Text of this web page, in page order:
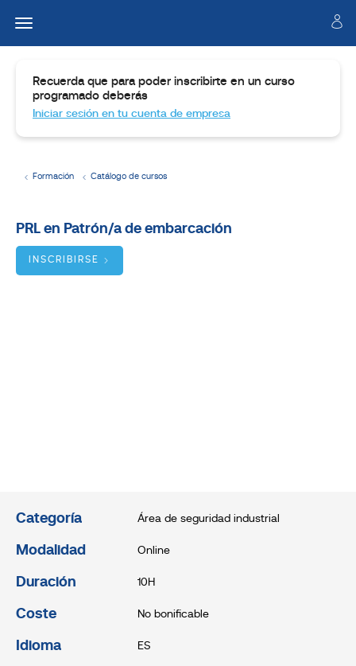
Formación Catálogo de cursos
Dirigido
Recuerda que para poder inscribirte en un curso
programado deberás
Iniciar sesión en tu cuenta de empresa
PRL en Patrón/a de embarcación
INSCRIBIRSE
Categoría Área de seguridad industrial
Modalidad Online
Duración 10H
Coste No bonificable
Idioma ES